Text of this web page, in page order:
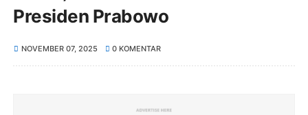
Presiden Prabowo
NOVEMBER 07, 2025 0 KOMENTAR